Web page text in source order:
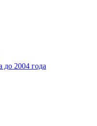
2004 года